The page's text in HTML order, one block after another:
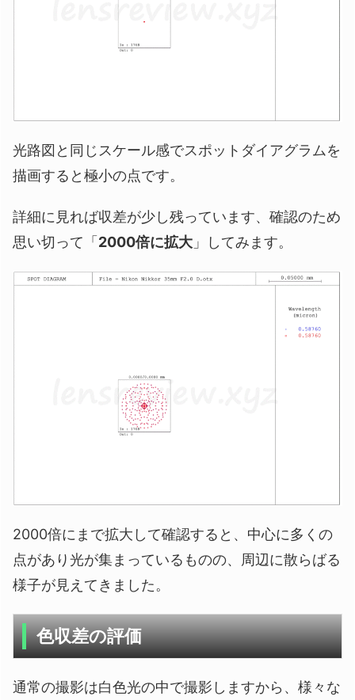
光路図と同じスケール感でスポットダイアグラムを
描画すると極小の点です。
詳細に見れば収差が少し残っています、確認のため
思い切って「2000倍に拡大 」してみます。
2000倍にまで拡大して確認すると、中心に多くの
点があり光が集まっているものの、周辺に散らばる
様子が見えてきました。
色収差の評価
通常の撮影は白色光の中で撮影しますから、様々な